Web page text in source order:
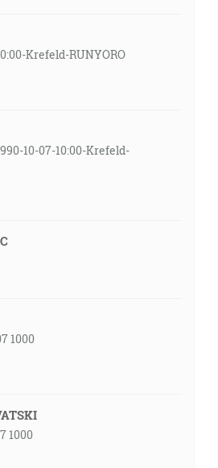
Krefeld-RUNYORO
10-07-10:00-Krefeld-
1000
1000